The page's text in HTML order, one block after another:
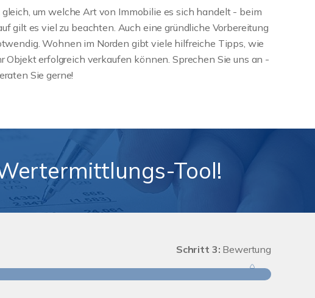
gleich, um welche Art von Immobilie es sich handelt - beim
gilt es viel zu beachten. Auch eine gründliche Vorbereitung
Wohnen im Norden gibt viele hilfreiche Tipps, wie
Objekt erfolgreich verkaufen können. Sprechen Sie uns an -
Sie gerne!
Tool!
Schritt 3: Bewertung